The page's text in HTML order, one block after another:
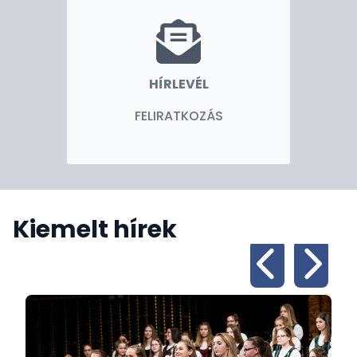
tőkekifektető központja, emiatt gazdasági
kapcsolataink a szigettel kiemelt jelentőséggel
bírnak. A Magyar Kereskedelmi Iroda
misszióvezetőjeként célom, hogy tovább növeljük
Magyarország láthatóságát Tajvanon az üzleti,
befektetői, turisztikai érdeklődést is felkeltő pozitív
létrejöttével.
folyamatosan tájékoztatást adunk aktuális híreinkről,
rendezvényeinkről és konzuli információinkról.
Munkatársaimmal együtt készséggel állunk
rendelkezésükre.
Üdvözlettel,
HÍRLEVÉL
FELIRATKOZÁS
Kiemelt hírek